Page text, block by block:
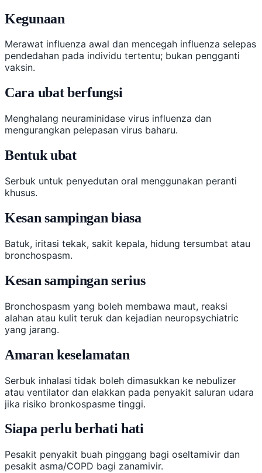
Kegunaan
Merawat influenza awal dan mencegah influenza selepas
pendedahan pada individu tertentu; bukan pengganti
vaksin.
Cara ubat berfungsi
Menghalang neuraminidase virus influenza dan
mengurangkan pelepasan virus baharu.
Bentuk ubat
Serbuk untuk penyedutan oral menggunakan peranti
khusus.
Kesan sampingan biasa
Batuk, iritasi tekak, sakit kepala, hidung tersumbat atau
bronchospasm.
Kesan sampingan serius
Bronchospasm yang boleh membawa maut, reaksi
alahan atau kulit teruk dan kejadian neuropsychiatric
yang jarang.
Amaran keselamatan
Serbuk inhalasi tidak boleh dimasukkan ke nebulizer
atau ventilator dan elakkan pada penyakit saluran udara
jika risiko bronkospasme tinggi.
Siapa perlu berhati hati
Pesakit penyakit buah pinggang bagi oseltamivir dan
pesakit asma/COPD bagi zanamivir.